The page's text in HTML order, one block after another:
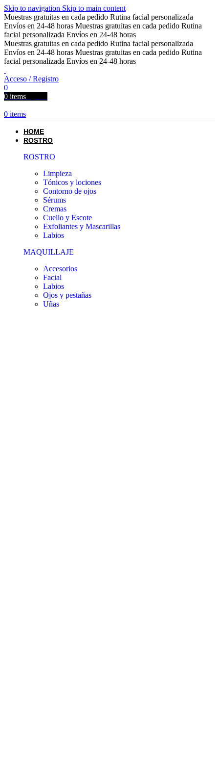
Skip to navigation Skip to main content
Muestras gratuitas en cada pedido Rutina facial personalizada
Envíos en 24-48 horas Muestras gratuitas en cada pedido Rutina
facial personalizada Envíos en 24-48 horas
Muestras gratuitas en cada pedido Rutina facial personalizada
Envíos en 24-48 horas Muestras gratuitas en cada pedido Rutina
facial personalizada Envíos en 24-48 horas
Acceso / Registro
0
0 items
0 items
HOME
ROSTRO
ROSTRO
Limpieza
Tónicos y lociones
Contorno de ojos
Sérums
Cremas
Cuello y Escote
Exfoliantes y Mascarillas
Labios
MAQUILLAJE
Accesorios
Facial
Labios
Ojos y pestañas
Uñas